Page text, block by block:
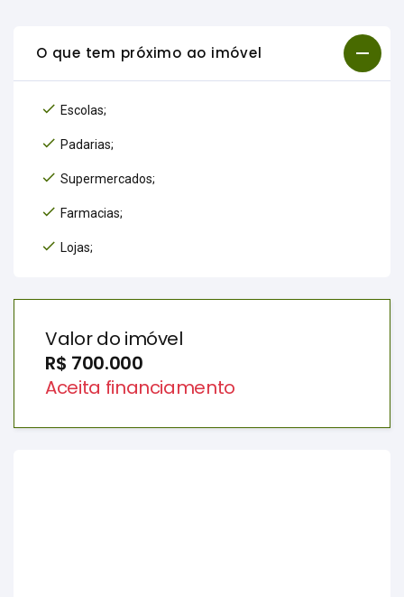
O que tem próximo ao imóvel
Escolas;
Padarias;
Supermercados;
Farmacias;
Lojas;
Valor do imóvel
R$ 700.000
Aceita financiamento